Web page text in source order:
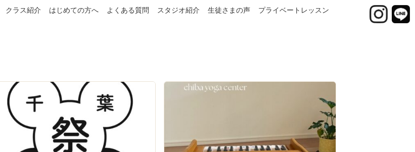
クラス紹介 はじめての方へ よくある質問 スタジオ紹介 生徒さまの声
プライベートレッスン